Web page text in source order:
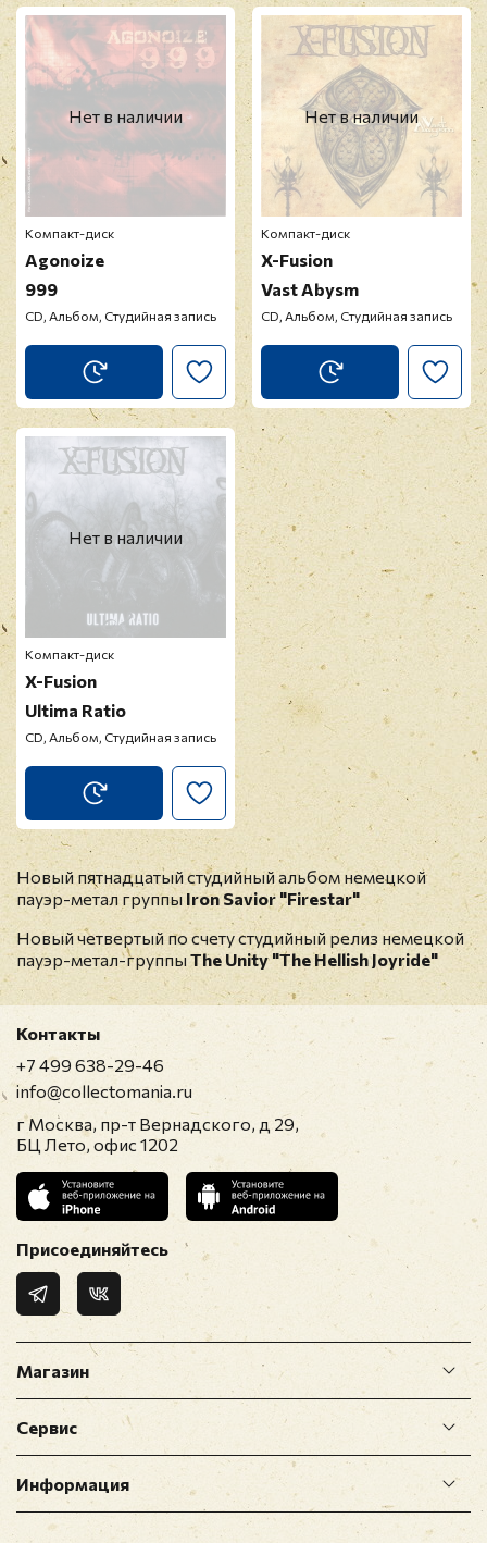
Нет в наличии
Компакт-диск
Agonoize
999
CD, Альбом, Студийная запись
Нет в наличии
Компакт-диск
X-Fusion
Vast Abysm
CD, Альбом, Студийная запись
Нет в наличии
Компакт-диск
X-Fusion
Ultima Ratio
CD, Альбом, Студийная запись
Новый пятнадцатый студийный альбом немецкой
пауэр-метал группы Iron Savior "Firestar"
Новый четвертый по счету студийный релиз немецкой
пауэр-метал-группы The Unity "The Hellish Joyride"
Магазин
Сервис
Информация
Контакты
+7 499 638-29-46
info@collectomania.ru
г Москва, пр-т Вернадского, д 29,
БЦ Лето, офис 1202
Присоединяйтесь